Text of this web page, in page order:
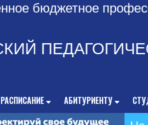
бюджетное
РАСПИСАНИЕ АБИТУРИЕНТУ